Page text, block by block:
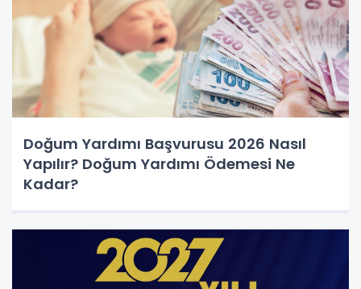
Doğum Yardımı Başvurusu 2026 Nasıl
Yapılır? Doğum Yardımı Ödemesi Ne
Kadar?